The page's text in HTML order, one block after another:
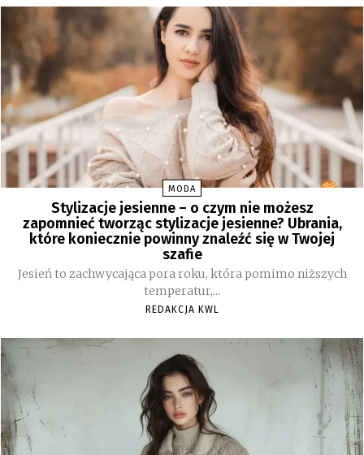
MODA
Stylizacje jesienne – o czym nie możesz
zapomnieć tworząc stylizacje jesienne? Ubrania,
które koniecznie powinny znaleźć się w Twojej
szafie
Jesień to zachwycająca pora roku, która pomimo niższych
temperatur,...
REDAKCJA KWL